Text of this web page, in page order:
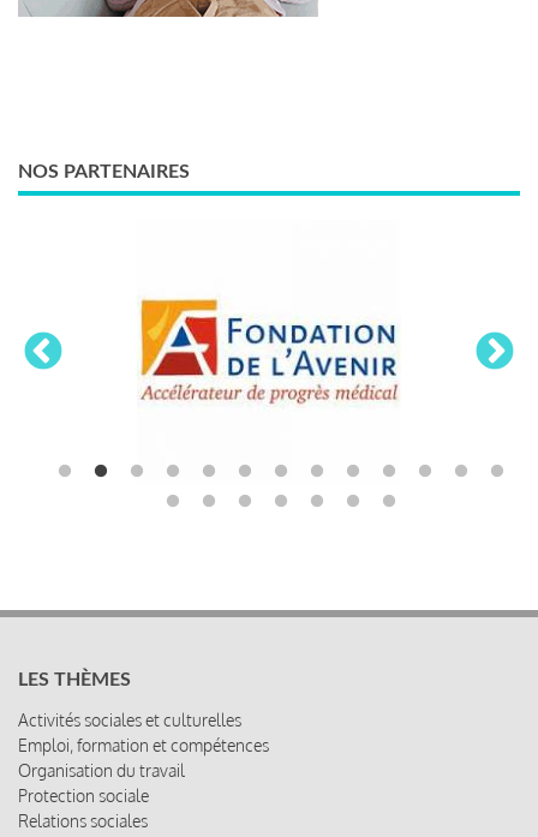
NOS PARTENAIRES
LES THÈMES
Activités sociales et culturelles
Emploi, formation et compétences
Organisation du travail
Protection sociale
Relations sociales